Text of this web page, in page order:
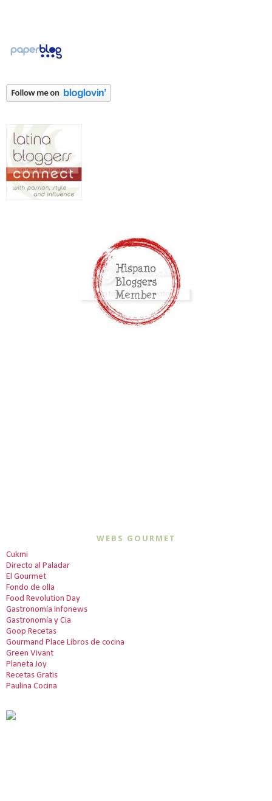
WEBS GOURMET
Cukmi
Directo al Paladar
El Gourmet
Fondo de olla
Food Revolution Day
Gastronomía Infonews
Gastronomía y Cia
Goop Recetas
Gourmand Place Libros de cocina
Green Vivant
Planeta Joy
Recetas Gratis
Paulina Cocina